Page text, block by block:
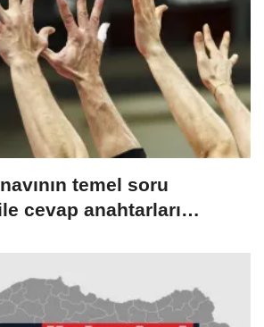
temel soru
cevap anahtarları